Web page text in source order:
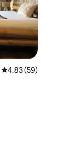
คะแนนเฉลี่ย 4.83 จาก
4.83 (59)